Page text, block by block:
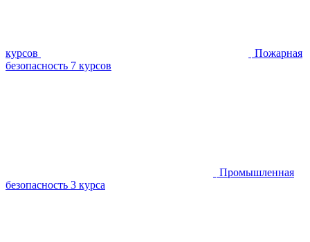
курсов
Пожарная
безопасность 7 курсов
Промышленная
безопасность 3 курса